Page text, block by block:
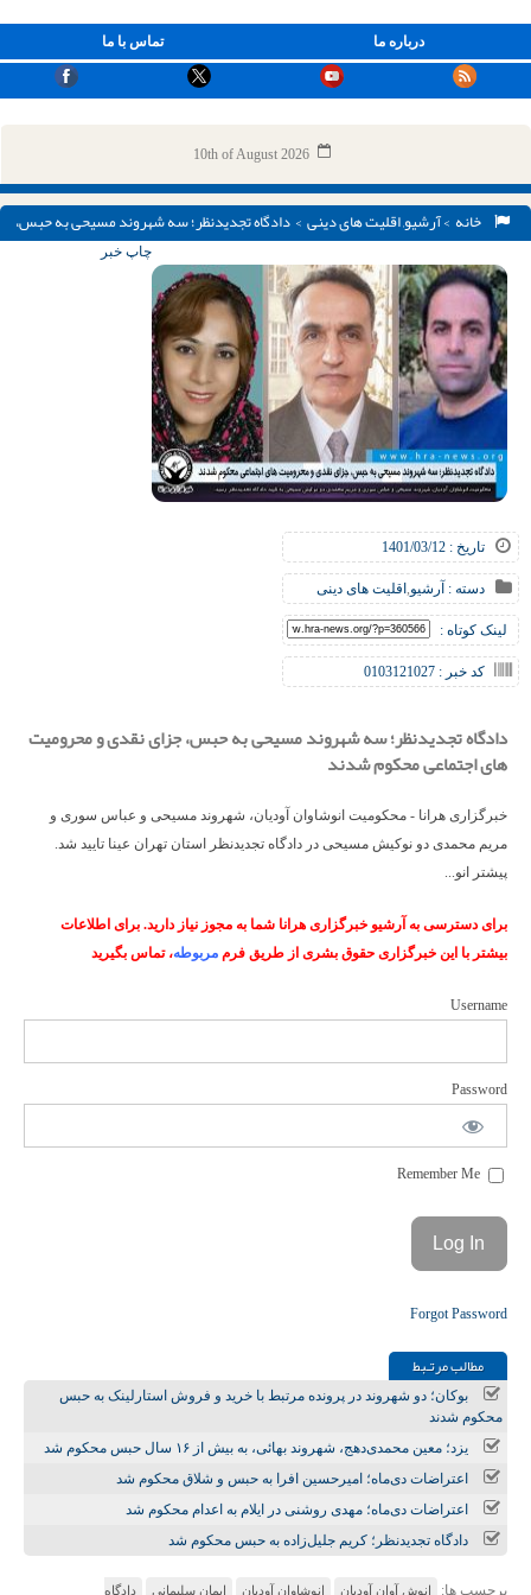
تماس با ما درباره ما
10th of August 2026
خانه >آرشیو,اقلیت های دینی> دادگاه تجدیدنظر؛ سه شهروند مسیحی به حبس،
تاریخ : 1401/03/12
دسته : آرشیو,اقلیت های دینی
لینک کوتاه :
کد خبر : 0103121027
چاپ خبر
دادگاه تجدیدنظر؛ سه شهروند مسیحی به حبس، جزای نقدی و محرومیت
های اجتماعی محکوم شدند
خبرگزاری هرانا - محکومیت انوشاوان آودیان، شهروند مسیحی و عباس سوری و
مریم محمدی دو نوکیش مسیحی در دادگاه تجدیدنظر استان تهران عینا تایید شد.
پیشتر انو...
برای دسترسی به آرشیو خبرگزاری هرانا شما به مجوز نیاز دارید. برای اطلاعات
بیشتر با این خبرگزاری حقوق بشری از طریق فرم مربوطه، تماس بگیرید
Username
Password
Forgot Password
مطالب مرتـبط
بوکان؛ دو شهروند در پرونده مرتبط با خرید و فروش استارلینک به حبس
محکوم شدند
یزد؛ معین محمدی‌دهج، شهروند بهائی، به بیش از ۱۶ سال حبس محکوم شد
اعتراضات دی‌ماه؛ امیرحسین افرا به حبس و شلاق محکوم شد
اعتراضات دی‌ماه؛ مهدی روشنی در ایلام به اعدام محکوم شد
دادگاه تجدیدنظر؛ کریم جلیل‌زاده به حبس محکوم شد
برچسب ها: انوش آوان آودیان انوشاوان آودیان ایمان سلیمانی دادگاه